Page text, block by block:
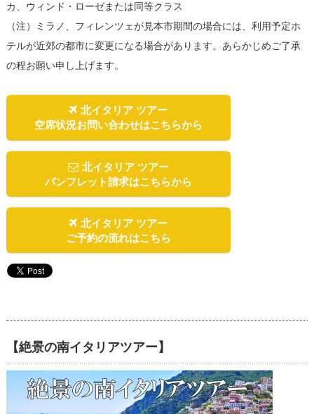
カ、ウィンド・ローゼまたは同等クラス
（注）ミラノ、フィレンツェが見本市期間の場合には、利用予定ホ
テルが近郊の都市に変更になる場合があります。あらかじめご了承
の程お願い申し上げます。
北イタリア ツアー
空席状況お問い合わせはこちらから
北イタリア ツアー
パンフレット請求はこちらから
北イタリア ツアー
ご予約の流れはこちら
【絶景の南イタリアツアー】